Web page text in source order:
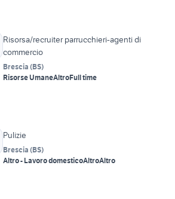
Risorsa/recruiter parrucchieri-agenti di
commercio
Brescia (BS)
Risorse UmaneAltroFull time
Pulizie
Brescia (BS)
Altro - Lavoro domesticoAltroAltro